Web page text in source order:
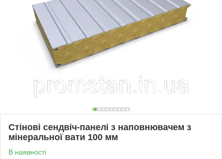
Стінові сендвіч-панелі з наповнювачем з
мінеральної вати 100 мм
В наявності